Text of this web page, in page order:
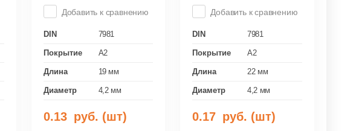
Добавить к сравнению
DIN 7981
Покрытие A2
Длина 19 мм
Диаметр 4,2 мм
0.13 руб. (шт)
Добавить к сравнению
DIN 7981
Покрытие A2
Длина 22 мм
Диаметр 4,2 мм
0.17 руб. (шт)